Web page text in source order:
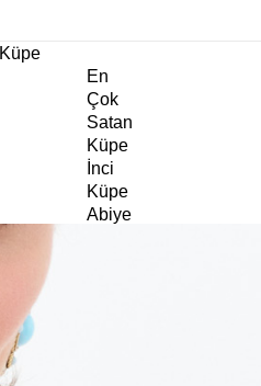
Küpe
En
Çok
Satan
Küpe
İnci
Küpe
Abiye